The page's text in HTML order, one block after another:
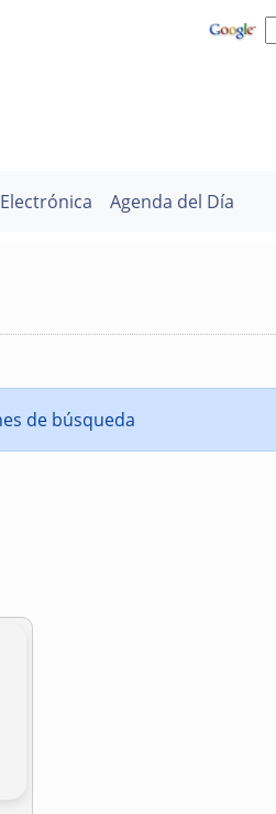
Agenda del Día
de búsqueda